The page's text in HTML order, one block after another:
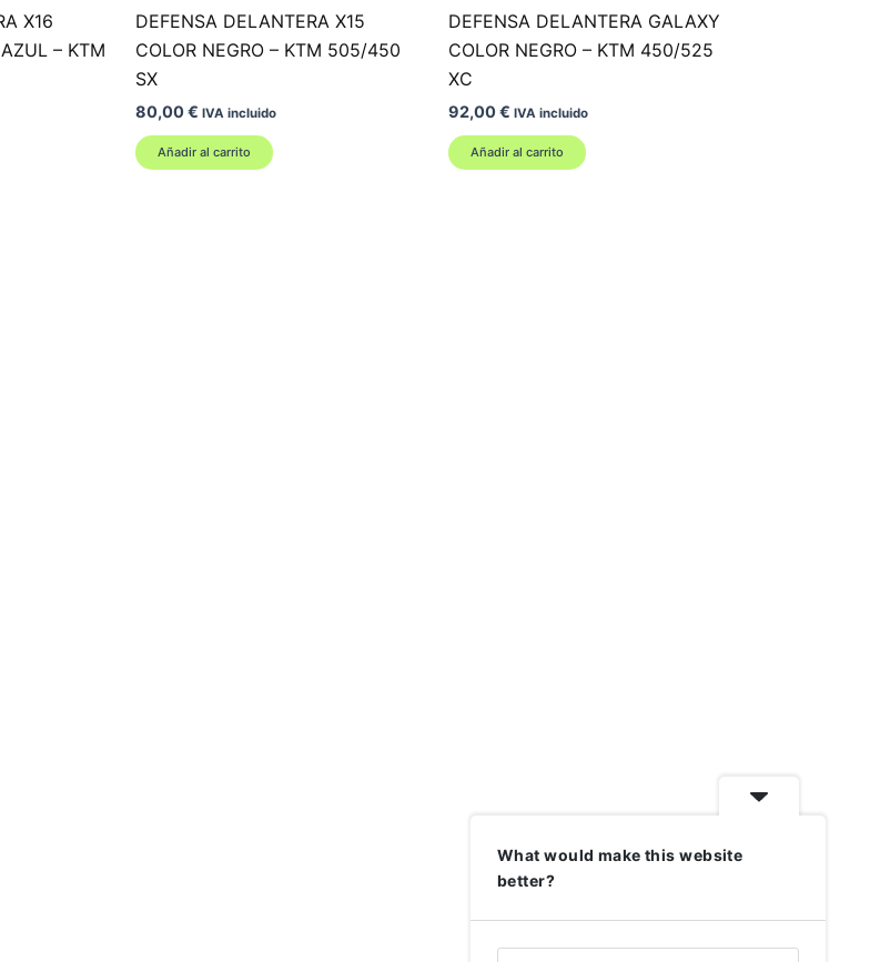
X16
– KTM
DEFENSA DELANTERA X15
COLOR NEGRO – KTM 505/450
SX
80,00€ IVA incluido
Añadir al carrito
DEFENSA DELANTERA GALAXY
COLOR NEGRO – KTM 450/525
XC
92,00€ IVA incluido
Añadir al carrito
What would make this website
better?